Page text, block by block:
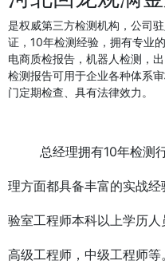
是权威第三方检测机构，公司
证，10年检测经验，拥有专业
电商质检报告，机器人检测，
检测报告可用于企业各种体系
门定期检查、具有法律效力。
总经理拥有10年检测行
理方面都具备丰富的实战
验室工程师本科以上学历人
高级工程师，中级工程师